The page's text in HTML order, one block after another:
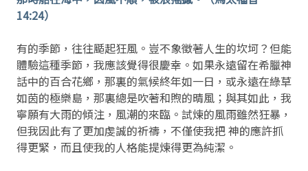
14:24）
有的季節，往往颳起狂風。豈不象徵著人生的坎坷？但能
體驗這種季節，我應該覺得很慶幸。如果永遠留在希臘神
話中的百合花鄉，那裏的氣候終年如一日，或永遠在綠草
如茵的極樂島，那裏總是吹著和煦的晴風；與其如此，我
寧願有大雨的傾注，風潮的來臨。試煉的風雨雖然狂暴，
但我因此有了更加虔誠的祈禱，不僅使我把 神的應許抓
得更緊，而且使我的人格能提煉得更為純潔。